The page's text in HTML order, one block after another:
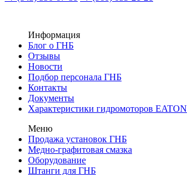
Информация
Блог о ГНБ
Отзывы
Новости
Подбор персонала ГНБ
Контакты
Документы
Характеристики гидромоторов EATON
Меню
Продажа установок ГНБ
Медно-графитовая смазка
Оборудование
Штанги для ГНБ